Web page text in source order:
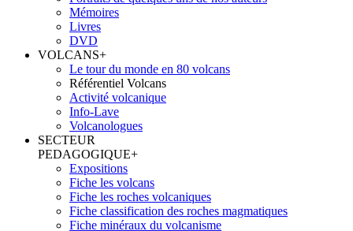
Mémoires
Livres
DVD
VOLCANS+
Le tour du monde en 80 volcans
Référentiel Volcans
Activité volcanique
Info-Lave
Volcanologues
SECTEUR
PEDAGOGIQUE+
Expositions
Fiche les volcans
Fiche les roches volcaniques
Fiche classification des roches magmatiques
Fiche minéraux du volcanisme